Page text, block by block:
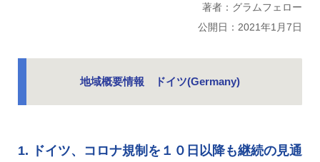
著者：グラムフェロー
公開日：2021年1月7日
地域概要情報 ドイツ(Germany)
1. ドイツ、コロナ規制を１０日以降も継続の見通